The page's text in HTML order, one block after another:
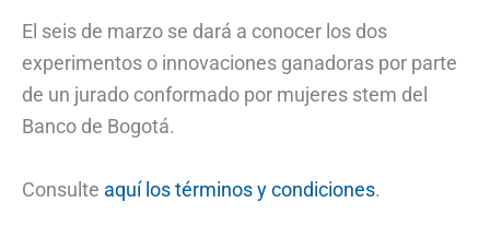
El seis de marzo se dará a conocer los dos
experimentos o innovaciones ganadoras por parte
de un jurado conformado por mujeres stem del
Banco de Bogotá.
Consulte aquí los términos y condiciones.